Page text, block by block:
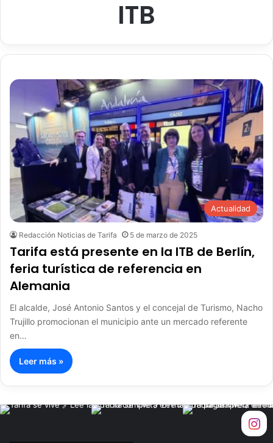
ITB
Actualidad
Redacción Noticias de Tarifa 5 de marzo de 2025
Tarifa está presente en la ITB de Berlín,
feria turística de referencia en
Alemania
El alcalde, José Antonio Santos y el concejal de Turismo, Nacho
Trujillo promocionan el municipio ante un mercado referente
en…
Leer más »